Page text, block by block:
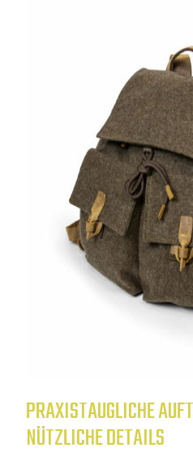
PRAXISTAUGLICHE
NÜTZLICHE DETAILS